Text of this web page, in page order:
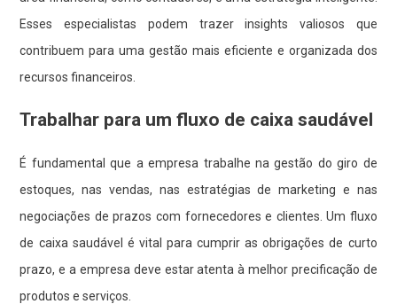
Esses especialistas podem trazer insights valiosos que
contribuem para uma gestão mais eficiente e organizada dos
recursos financeiros.
Trabalhar para um fluxo de caixa saudável
É fundamental que a empresa trabalhe na gestão do giro de
estoques, nas vendas, nas estratégias de marketing e nas
negociações de prazos com fornecedores e clientes. Um fluxo
de caixa saudável é vital para cumprir as obrigações de curto
prazo, e a empresa deve estar atenta à melhor precificação de
produtos e serviços.